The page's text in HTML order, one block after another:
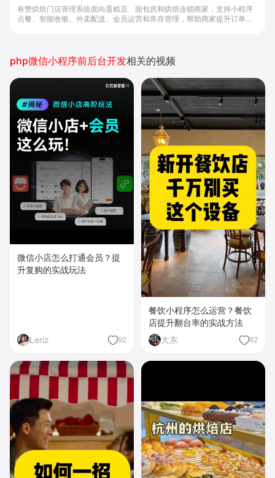
具 - 做生意, 找有赞
有赞烘焙门店管理系统面向蛋糕店、面包房和烘焙连锁商家，支持小程序
点餐、智能收银、外卖配送、会员运营和库存管理，帮助商家提升订单转
php微信小程序前后台开发相关的视频
微信小店怎么打通会员？提
升复购的实战玩法
Leriz 92
餐饮小程序怎么运营？餐饮
店提升翻台率的实战方法
大东
62